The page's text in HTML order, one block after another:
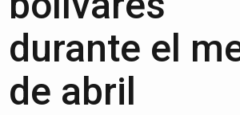
durante el
de abril